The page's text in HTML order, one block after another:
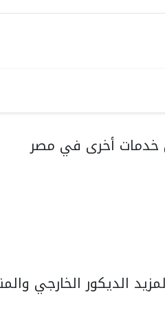
أخرى في مصر
الديكور الخارجي